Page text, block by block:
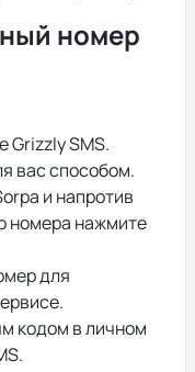
номер
Grizzly SMS.
вас способом.
и напротив
номера нажмите
для
кодом в личном